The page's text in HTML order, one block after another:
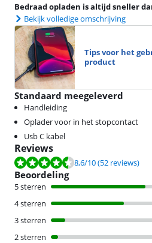
Bedraad opladen is altijd sneller
Bekijk volledige omschrijving
Tips voor het
product
Standaard meegeleverd
Handleiding
Oplader voor in het stopcontact
Usb C kabel
Reviews
Beoordeling is 8,6 van de 10, gebaseerd op
8,6/10(52 reviews)
Beoordeling
5 sterren
4 sterren
3 sterren
2 sterren